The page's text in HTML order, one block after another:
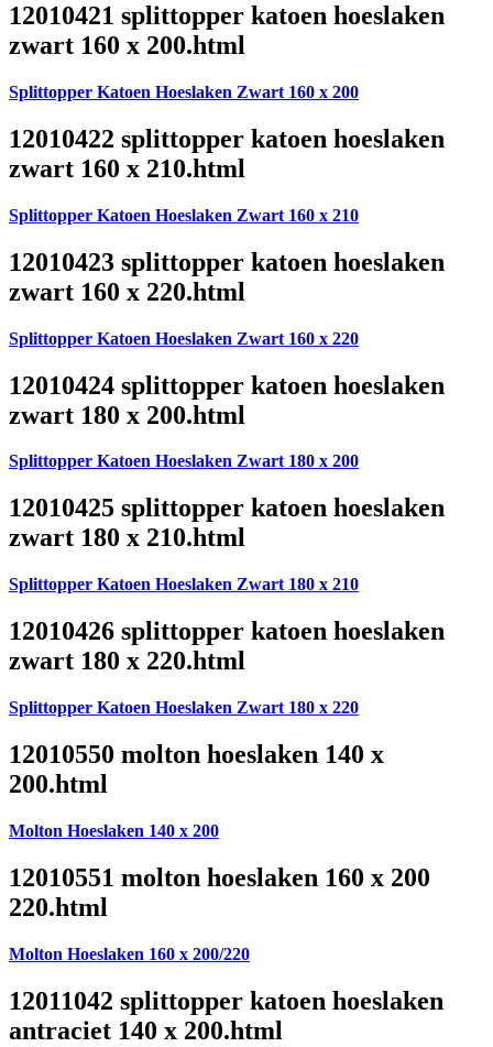
12010421 splittopper katoen hoeslaken
zwart 160 x 200.html
Splittopper Katoen Hoeslaken Zwart 160 x 200
12010422 splittopper katoen hoeslaken
zwart 160 x 210.html
Splittopper Katoen Hoeslaken Zwart 160 x 210
12010423 splittopper katoen hoeslaken
zwart 160 x 220.html
Splittopper Katoen Hoeslaken Zwart 160 x 220
12010424 splittopper katoen hoeslaken
zwart 180 x 200.html
Splittopper Katoen Hoeslaken Zwart 180 x 200
12010425 splittopper katoen hoeslaken
zwart 180 x 210.html
Splittopper Katoen Hoeslaken Zwart 180 x 210
12010426 splittopper katoen hoeslaken
zwart 180 x 220.html
Splittopper Katoen Hoeslaken Zwart 180 x 220
12010550 molton hoeslaken 140 x
200.html
Molton Hoeslaken 140 x 200
12010551 molton hoeslaken 160 x 200
220.html
Molton Hoeslaken 160 x 200/220
12011042 splittopper katoen hoeslaken
antraciet 140 x 200.html